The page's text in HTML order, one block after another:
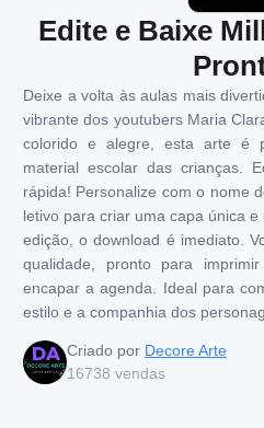
Edite e Baixe
Deixe a volta às aulas mais
vibrante dos youtubers Maria
colorido e alegre, esta arte é
material escolar das crianças.
rápida! Personalize com o nome
letivo para criar uma capa única
edição, o download é imediato.
qualidade, pronto para
encapar a agenda. Ideal para
estilo e a companhia dos
Criado por Decore Arte
16738 vendas